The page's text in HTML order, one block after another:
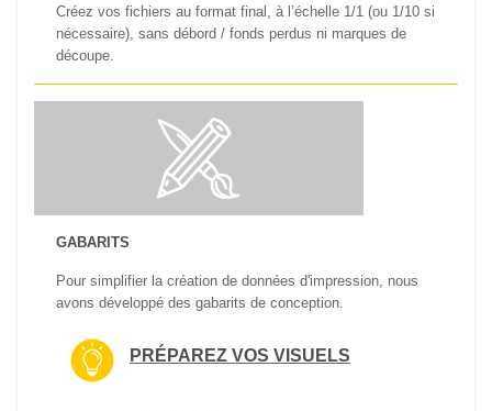
Créez vos fichiers au format final, à l’échelle 1/1 (ou 1/10 si
nécessaire), sans débord / fonds perdus ni marques de
découpe.
GABARITS
Pour simplifier la création de données d'impression, nous
avons développé des gabarits de conception.
PRÉPAREZ VOS VISUELS